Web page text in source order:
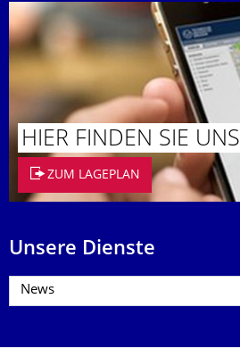
HIER FINDEN SIE UNS
ZUM LAGEPLAN
Unsere Dienste